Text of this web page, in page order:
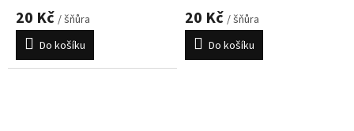
20 Kč / šňůra
Do košíku
20 Kč / šňůra
Do košíku